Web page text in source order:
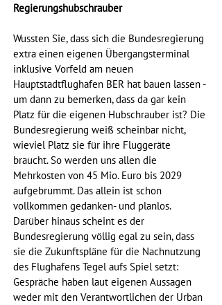
Regierungshubschrauber
Wussten Sie, dass sich die Bundesregierung
extra einen eigenen Übergangsterminal
inklusive Vorfeld am neuen
Hauptstadtflughafen BER hat bauen lassen -
um dann zu bemerken, dass da gar kein
Platz für die eigenen Hubschrauber ist? Die
Bundesregierung weiß scheinbar nicht,
wieviel Platz sie für ihre Fluggeräte
braucht. So werden uns allen die
Mehrkosten von 45 Mio. Euro bis 2029
aufgebrummt. Das allein ist schon
vollkommen gedanken- und planlos.
Darüber hinaus scheint es der
Bundesregierung völlig egal zu sein, dass
sie die Zukunftspläne für die Nachnutzung
des Flughafens Tegel aufs Spiel setzt:
Gespräche haben laut eigenen Aussagen
weder mit den Verantwortlichen der Urban